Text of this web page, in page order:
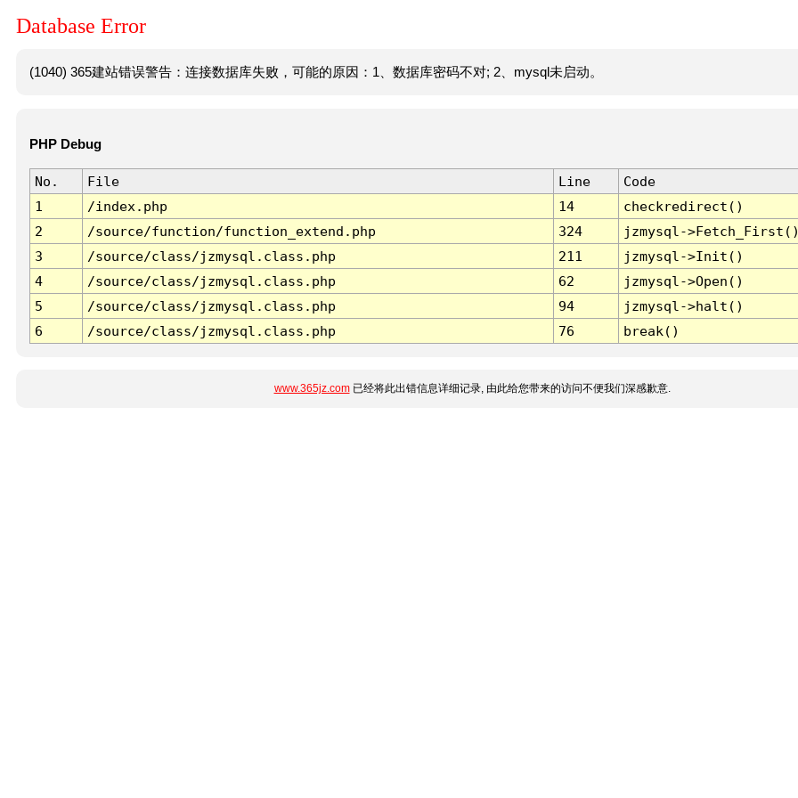
Database Error
(1040) 365建站错误警告：连接数据库失败，可能的原因：1、数据库密码不对; 2、mysql未启动。
PHP Debug
No. File Line
Code
1
/index.php 14
checkredirect()
2
/source/function/function_extend.php 324
jzmysql-
3
/source/class/jzmysql.class.php 211
jzmysql->Init()
4
/source/class/jzmysql.class.php 62
jzmysql->Open()
5
/source/class/jzmysql.class.php 94
jzmysql->halt()
6
/source/class/jzmysql.class.php 76 break()
www.365jz.com已经将此出错信息详细记录, 由此给您带来的访问不便我们深感歉意.